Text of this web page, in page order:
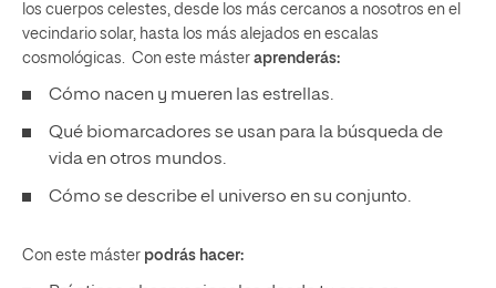
los cuerpos celestes, desde los más cercanos a nosotros en el
vecindario solar, hasta los más alejados en escalas
cosmológicas. Con este máster aprenderás:
Cómo nacen y mueren las estrellas.
Qué biomarcadores se usan para la búsqueda de
vida en otros mundos.
Cómo se describe el universo en su conjunto.
Con este máster podrás hacer: